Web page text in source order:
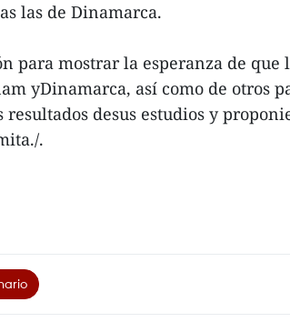
las de Dinamarca.
para mostrar la esperanza de que
yDinamarca, así como de otros
desus estudios y
.